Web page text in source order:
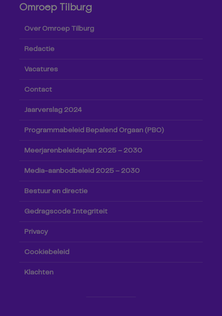
Omroep Tilburg
Over Omroep Tilburg
Redactie
Vacatures
Contact
Jaarverslag 2024
Programmabeleid Bepalend Orgaan (PBO)
Meerjarenbeleidsplan 2025 – 2030
Media-aanbodbeleid 2025 – 2030
Bestuur en directie
Gedragscode Integriteit
Privacy
Cookiebeleid
Klachten